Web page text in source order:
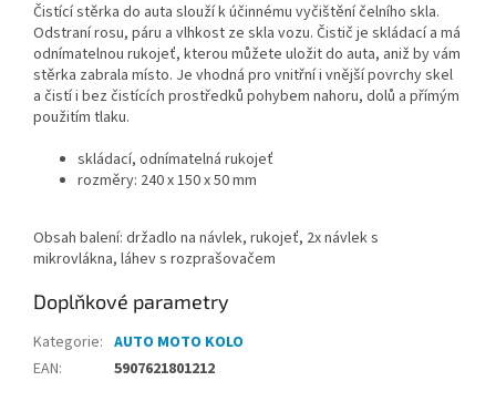
Čistící stěrka do auta slouží k účinnému vyčištění čelního skla.
Odstraní rosu, páru a vlhkost ze skla vozu. Čistič je skládací a má
odnímatelnou rukojeť, kterou můžete uložit do auta, aniž by vám
stěrka zabrala místo. Je vhodná pro vnitřní i vnější povrchy skel
a čistí i bez čistících prostředků pohybem nahoru, dolů a přímým
použitím tlaku.
skládací, odnímatelná rukojeť
rozměry: 240 x 150 x 50 mm
Obsah balení: držadlo na návlek, rukojeť, 2x návlek s
mikrovlákna, láhev s rozprašovačem
Doplňkové parametry
Kategorie: AUTO MOTO KOLO
EAN: 5907621801212